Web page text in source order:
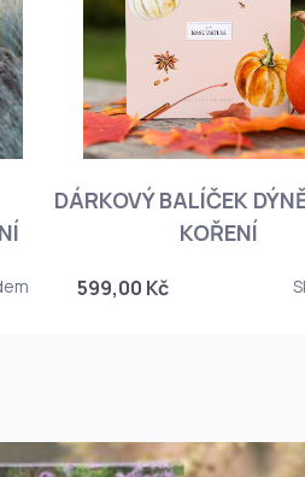
DÁRKOVÝ BALÍČEK
KOŘENÍ
599,00 Kč